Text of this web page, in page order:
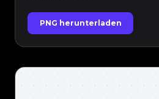
PNG herunterladen